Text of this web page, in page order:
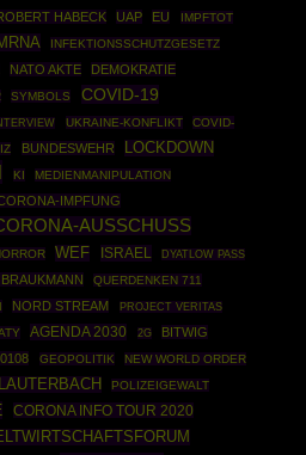
HABECK UAP EU IMPFTOT
INFEKTIONSSCHUTZGESETZ
NATO AKTE DEMOKRATIE
SYMBOLS COVID-19
UKRAINE-KONFLIKT
COVID-
BUNDESWEHR LOCKDOWN
KI
MEDIENMANIPULATION
IMPFUNG
AUSSCHUSS
WEF ISRAEL DYATLOW PASS
QUERDENKEN 711
NORD STREAM PROJECT VERITAS
AGENDA 2030 2G
BITWIG
GEOPOLITIK
NEW WORLD ORDER
POLIZEIGEWALT
CORONA INFO TOUR 2020